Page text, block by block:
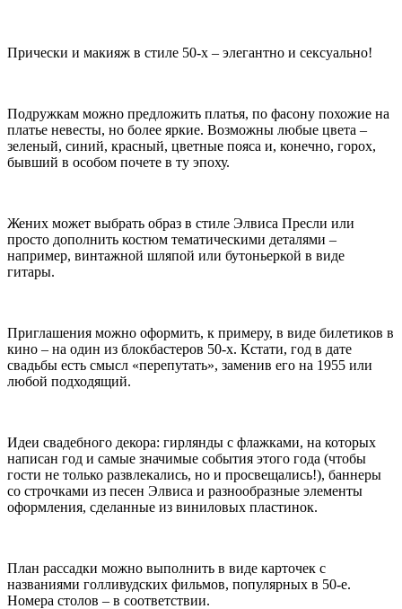
Прически и макияж в стиле 50-х – элегантно и сексуально!
Подружкам можно предложить платья, по фасону похожие на
платье невесты, но более яркие. Возможны любые цвета –
зеленый, синий, красный, цветные пояса и, конечно, горох,
бывший в особом почете в ту эпоху.
Жених может выбрать образ в стиле Элвиса Пресли или
просто дополнить костюм тематическими деталями –
например, винтажной шляпой или бутоньеркой в виде
гитары.
Приглашения можно оформить, к примеру, в виде билетиков в
кино – на один из блокбастеров 50-х. Кстати, год в дате
свадьбы есть смысл «перепутать», заменив его на 1955 или
любой подходящий.
Идеи свадебного декора: гирлянды с флажками, на которых
написан год и самые значимые события этого года (чтобы
гости не только развлекались, но и просвещались!), баннеры
со строчками из песен Элвиса и разнообразные элементы
оформления, сделанные из виниловых пластинок.
План рассадки можно выполнить в виде карточек с
названиями голливудских фильмов, популярных в 50-е.
Номера столов – в соответствии.